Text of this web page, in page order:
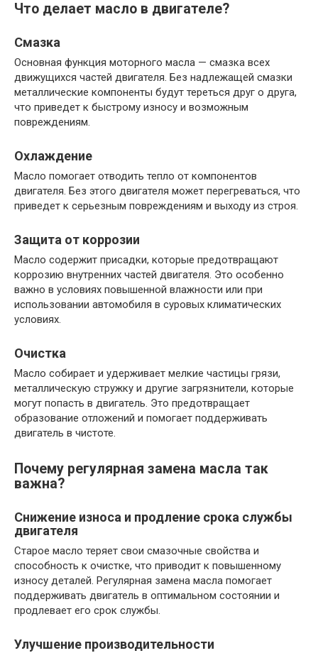
Что делает масло в двигателе?
Смазка
Основная функция моторного масла — смазка всех
движущихся частей двигателя. Без надлежащей смазки
металлические компоненты будут тереться друг о друга,
что приведет к быстрому износу и возможным
повреждениям.
Охлаждение
Масло помогает отводить тепло от компонентов
двигателя. Без этого двигателя может перегреваться, что
приведет к серьезным повреждениям и выходу из строя.
Защита от коррозии
Масло содержит присадки, которые предотвращают
коррозию внутренних частей двигателя. Это особенно
важно в условиях повышенной влажности или при
использовании автомобиля в суровых климатических
условиях.
Очистка
Масло собирает и удерживает мелкие частицы грязи,
металлическую стружку и другие загрязнители, которые
могут попасть в двигатель. Это предотвращает
образование отложений и помогает поддерживать
двигатель в чистоте.
Почему регулярная замена масла так
важна?
Снижение износа и продление срока службы
двигателя
Старое масло теряет свои смазочные свойства и
способность к очистке, что приводит к повышенному
износу деталей. Регулярная замена масла помогает
поддерживать двигатель в оптимальном состоянии и
продлевает его срок службы.
Улучшение производительности